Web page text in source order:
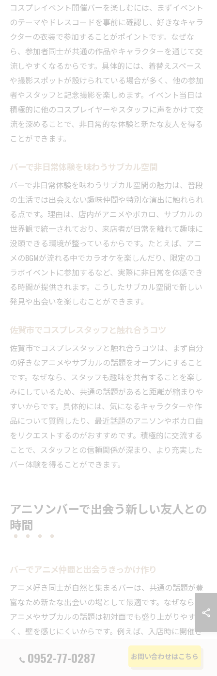
コスプレイベント開催バーを楽しむには、まずイベント
のテーマやドレスコードを事前に確認し、好きなキャラ
クターの衣装で参加することがポイントです。なぜな
ら、参加者同士が共通の作品やキャラクターを通じて交
流しやすくなるからです。具体的には、着替えスペース
や撮影スポットが設けられている場合が多く、他の参加
者やスタッフと記念撮影を楽しめます。イベント当日は
積極的に他のコスプレイヤーやスタッフに声をかけて交
流を深めることで、非日常的な体験と新たな友人を得る
ことができます。
バーで非日常体験を味わうサブカル空間
バーで非日常体験を味わうサブカル空間の魅力は、普段
の生活では出会えない趣味仲間や特別な演出に触れられ
る点です。理由は、店内がアニメやボカロ、サブカルの
世界観で統一されており、来店者が日常を離れて趣味に
没頭できる環境が整っているからです。たとえば、アニ
メのBGMが流れる中でカラオケを楽しんだり、限定のコ
ラボイベントに参加するなど、実際に非日常を体感でき
る時間が提供されます。こうしたサブカル空間で新しい
発見や出会いを楽しむことができます。
佐賀市でコスプレスタッフと触れ合うコツ
佐賀市でコスプレスタッフと触れ合うコツは、まず自分
の好きなアニメやサブカルの話題をオープンにすること
です。なぜなら、スタッフも趣味を共有することを楽し
みにしているため、共通の話題があると距離が縮まりや
すいからです。具体的には、気になるキャラクターや作
品について質問したり、最近話題のアニソンやボカロ曲
をリクエストするのがおすすめです。積極的に交流する
ことで、スタッフとの信頼関係が深まり、より充実した
バー体験を得ることができます。
アニソンバーで出会う新しい友人との
時間
バーでアニメ仲間と出会うきっかけ作り
アニメ好き同士が自然と集まるバーは、共通の話題が豊
富なため新たな出会いの場として最適です。なぜなら、
アニメやサブカルの話題は初対面でも盛り上がりやす
く、壁を感じにくいからです。例えば、入店時に開催さ
れるアニメ作品にちなんだイベントやクイズ企画に参加
すれば、同じ趣味を持つ人と会話が生まれやすくなりま
0952-77-0287 お問い合わせはこちら